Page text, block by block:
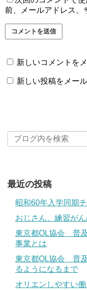
前、メールアドレス、
新しいコメントを
新しい投稿をメー
最近の投稿
昭和60年入学同期
おじさん、練習が
東京都OL協会 普
事業とは
東京都OL協会 普
るようになるまで
オリエンしやすい